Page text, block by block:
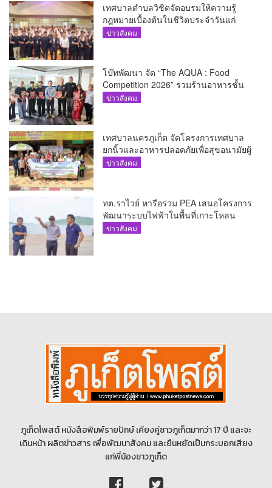
เทศบาลตำบลวิชิตจัดอบรมให้ความรู้
กฎหมายเบื้องต้นในชีวิตประจำวันแก่
เยาวชน
ข่าวสังคม
โบ๊ทพัฒนา จัด “The AQUA : Food
Competition 2026” รวมร้านอาหารชั้น
นำของ The Shopps at The AQUA ชู
ข่าวสังคม
เทศบาลนครภูเก็ต จัดโครงการเทศบาล
ยกนิ้วและอาหารปลอดภัยเพื่อสุขอนามัยผู้
บริโภค
ข่าวสังคม
ทต.ราไวย์ หารือร่วม PEA เสนอโครงการ
พัฒนาระบบไฟฟ้าในพื้นที่เกาะโหลน
ข่าวสังคม
ภูเก็ตโพสต์ หนังสือพิมพ์รายปักษ์ เคียงคู่ชาวภูเก็ตมากว่า 17 ปี และจะ
เดินหน้า ผลิตข่าวสาร เพื่อพัฒนาสังคม และยืนหยัดเป็นกระบอกเสียง
แก่พี่น้องชาวภูเก็ต